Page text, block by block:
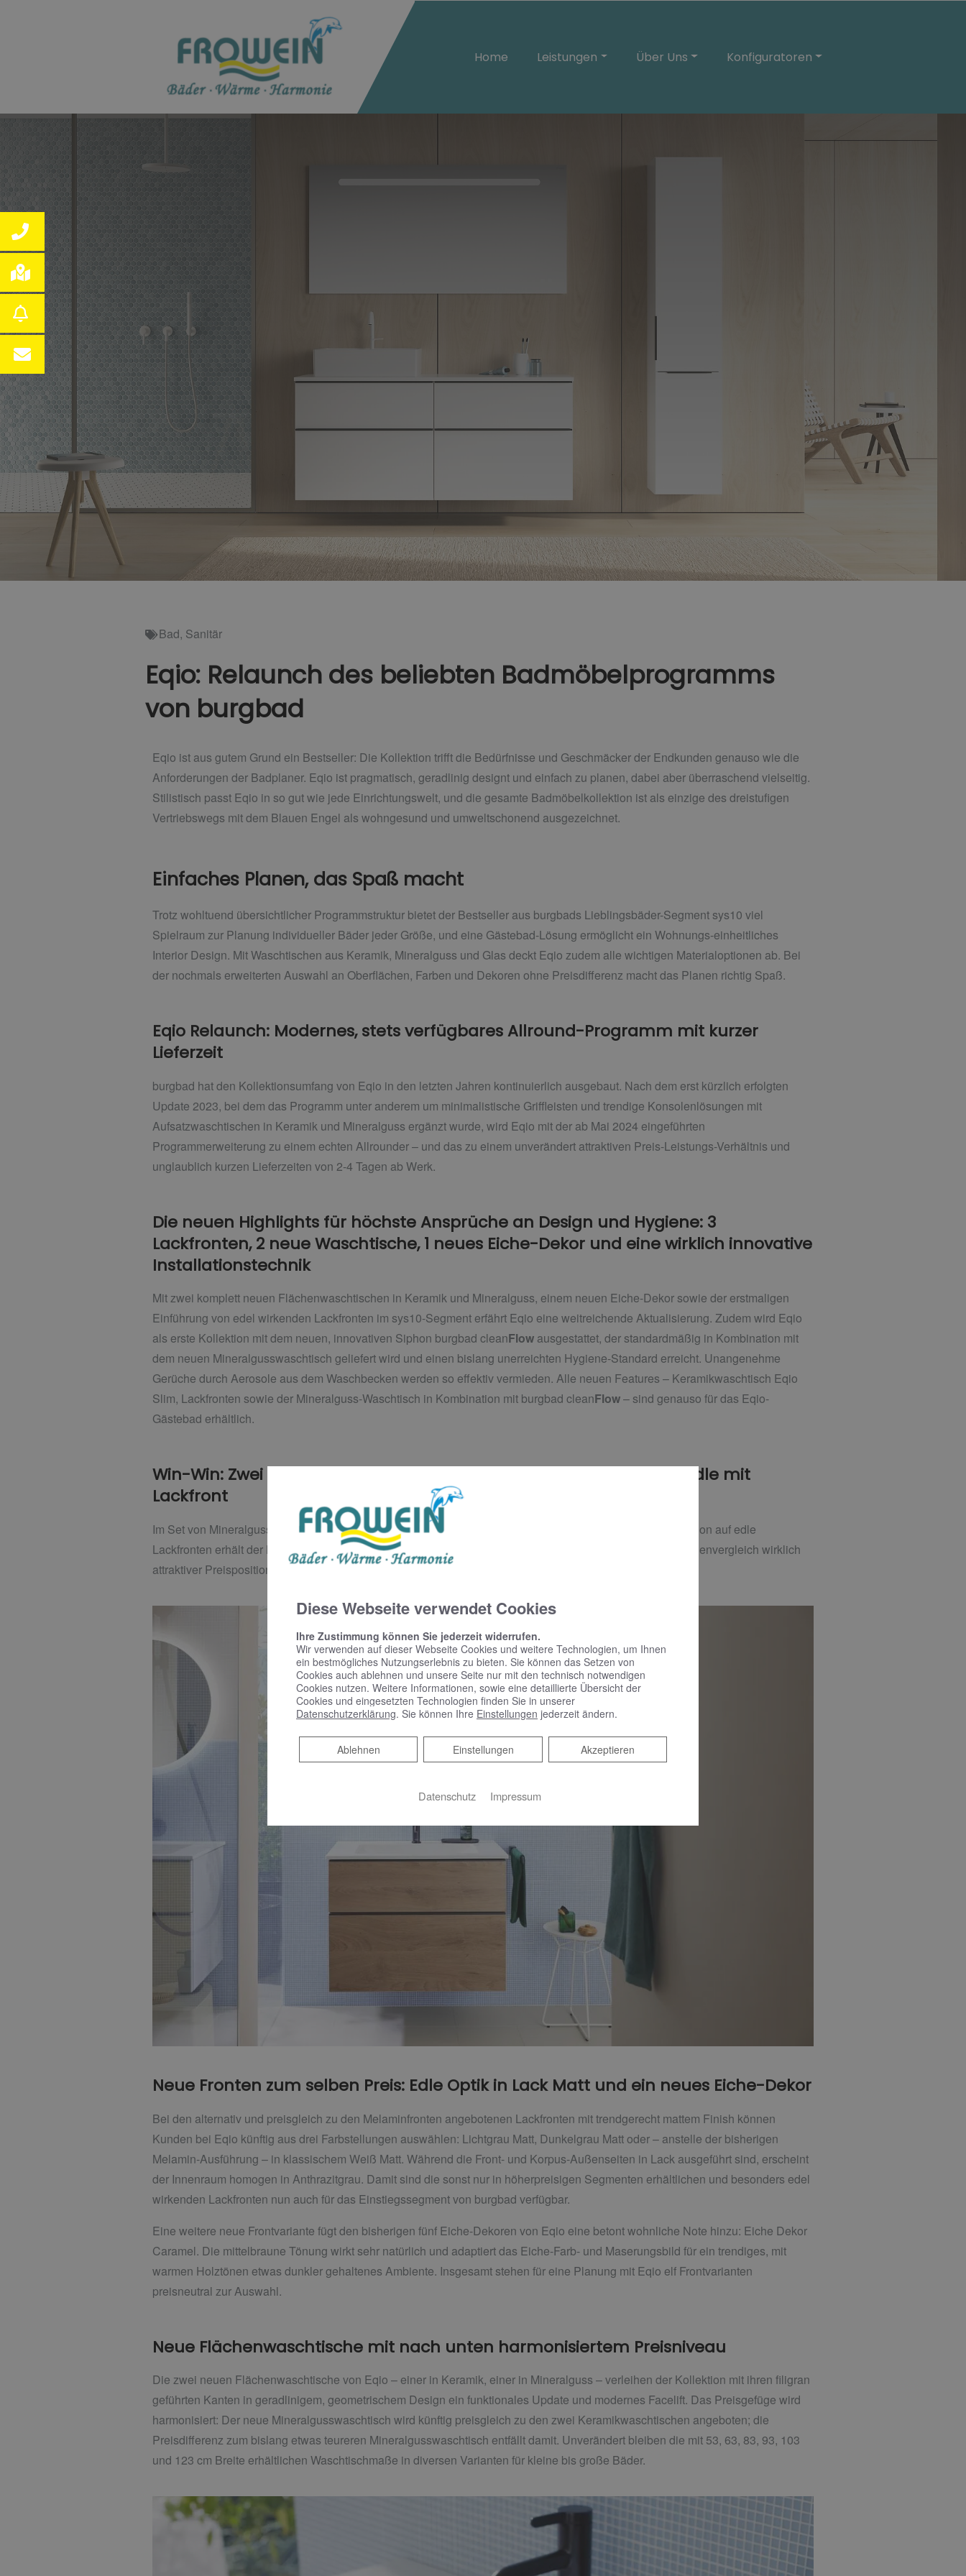
Home Leistungen Über Uns Konfiguratoren
Bad, Sanitär
Eqio: Relaunch des beliebten Badmöbelprogramms
von burgbad
Eqio ist aus gutem Grund ein Bestseller: Die Kollektion trifft die Bedürfnisse und Geschmäcker der Endkunden genauso wie die
Anforderungen der Badplaner. Eqio ist pragmatisch, geradlinig designt und einfach zu planen, dabei aber überraschend vielseitig.
Stilistisch passt Eqio in so gut wie jede Einrichtungswelt, und die gesamte Badmöbelkollektion ist als einzige des dreistufigen
Vertriebswegs mit dem Blauen Engel als wohngesund und umweltschonend ausgezeichnet.
Einfaches Planen, das Spaß macht
Trotz wohltuend übersichtlicher Programmstruktur bietet der Bestseller aus burgbads Lieblingsbäder-Segment sys10 viel
Spielraum zur Planung individueller Bäder jeder Größe, und eine Gästebad-Lösung ermöglicht ein Wohnungs-einheitliches
Interior Design. Mit Waschtischen aus Keramik, Mineralguss und Glas deckt Eqio zudem alle wichtigen Materialoptionen ab. Bei
der nochmals erweiterten Auswahl an Oberflächen, Farben und Dekoren ohne Preisdifferenz macht das Planen richtig Spaß.
Eqio Relaunch: Modernes, stets verfügbares Allround-Programm mit kurzer
Lieferzeit
burgbad hat den Kollektionsumfang von Eqio in den letzten Jahren kontinuierlich ausgebaut. Nach dem erst kürzlich erfolgten
Update 2023, bei dem das Programm unter anderem um minimalistische Griffleisten und trendige Konsolenlösungen mit
Aufsatzwaschtischen in Keramik und Mineralguss ergänzt wurde, wird Eqio mit der ab Mai 2024 eingeführten
Programmerweiterung zu einem echten Allrounder – und das zu einem unverändert attraktiven Preis-Leistungs-Verhältnis und
unglaublich kurzen Lieferzeiten von 2-4 Tagen ab Werk.
Die neuen Highlights für höchste Ansprüche an Design und Hygiene: 3
Lackfronten, 2 neue Waschtische, 1 neues Eiche-Dekor und eine wirklich innovative
Installationstechnik
Mit zwei komplett neuen Flächenwaschtischen in Keramik und Mineralguss, einem neuen Eiche-Dekor sowie der erstmaligen
Einführung von edel wirkenden Lackfronten im sys10-Segment erfährt Eqio eine weitreichende Aktualisierung. Zudem wird Eqio
als erste Kollektion mit dem neuen, innovativen Siphon burgbad cleanFlow ausgestattet, der standardmäßig in Kombination mit
dem neuen Mineralgusswaschtisch geliefert wird und einen bislang unerreichten Hygiene-Standard erreicht. Unangenehme
Gerüche durch Aerosole aus dem Waschbecken werden so effektiv vermieden. Alle neuen Features – Keramikwaschtisch Eqio
Slim, Lackfronten sowie der Mineralguss-Waschtisch in Kombination mit burgbad cleanFlow– sind genauso für das Eqio-
Gästebad erhältlich.
Win-Win: Zwei Gewinner-Produkte aus dem Hause burgbad im Bundle mit
Lackfront
Im Set von Mineralgusswaschtisch inklusive Unterschrank und burgbad cleanFlow -Ausstattung mit der Option auf edle
Lackfronten erhält der Kunde seit dem 1. Mai 2024 das komplette Qualitäts- und Komfortpaket mit im Branchenvergleich wirklich
attraktiver Preispositionierung.
Neue Fronten zum selben Preis: Edle Optik in Lack Matt und ein neues Eiche-Dekor
Bei den alternativ und preisgleich zu den Melaminfronten angebotenen Lackfronten mit trendgerecht mattem Finish können
Kunden bei Eqio künftig aus drei Farbstellungen auswählen: Lichtgrau Matt, Dunkelgrau Matt oder – anstelle der bisherigen
Melamin-Ausführung – in klassischem Weiß Matt. Während die Front- und Korpus-Außenseiten in Lack ausgeführt sind, erscheint
der Innenraum homogen in Anthrazitgrau. Damit sind die sonst nur in höherpreisigen Segmenten erhältlichen und besonders edel
wirkenden Lackfronten nun auch für das Einstiegssegment von burgbad verfügbar.
Eine weitere neue Frontvariante fügt den bisherigen fünf Eiche-Dekoren von Eqio eine betont wohnliche Note hinzu: Eiche Dekor
Caramel. Die mittelbraune Tönung wirkt sehr natürlich und adaptiert das Eiche-Farb- und Maserungsbild für ein trendiges, mit
warmen Holztönen etwas dunkler gehaltenes Ambiente. Insgesamt stehen für eine Planung mit Eqio elf Frontvarianten
preisneutral zur Auswahl.
Neue Flächenwaschtische mit nach unten harmonisiertem Preisniveau
Die zwei neuen Flächenwaschtische von Eqio – einer in Keramik, einer in Mineralguss – verleihen der Kollektion mit ihren filigran
geführten Kanten in geradlinigem, geometrischem Design ein funktionales Update und modernes Facelift. Das Preisgefüge wird
harmonisiert: Der neue Mineralgusswaschtisch wird künftig preisgleich zu den zwei Keramikwaschtischen angeboten; die
Preisdifferenz zum bislang etwas teureren Mineralgusswaschtisch entfällt damit. Unverändert bleiben die mit 53, 63, 83, 93, 103
und 123 cm Breite erhältlichen Waschtischmaße in diversen Varianten für kleine bis große Bäder.
Diese Webseite verwendet Cookies
Ihre Zustimmung können Sie jederzeit widerrufen.
Wir verwenden auf dieser Webseite Cookies und weitere Technologien, um Ihnen
ein bestmögliches Nutzungserlebnis zu bieten. Sie können das Setzen von
Cookies auch ablehnen und unsere Seite nur mit den technisch notwendigen
Cookies nutzen. Weitere Informationen, sowie eine detaillierte Übersicht der
Cookies und eingesetzten Technologien finden Sie in unserer
Datenschutzerklärung. Sie können Ihre Einstellungen jederzeit ändern.
Akzeptieren
Einstellungen
Ablehnen
Ablehnen
Datenschutz Impressum